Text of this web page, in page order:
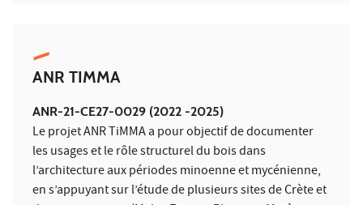
ANR TIMMA
ANR-21-CE27-0029 (2022 -2025)
Le projet ANR TiMMA a pour objectif de documenter
les usages et le rôle structurel du bois dans
l’architecture aux périodes minoenne et mycénienne,
en s’appuyant sur l’étude de plusieurs sites de Crète et